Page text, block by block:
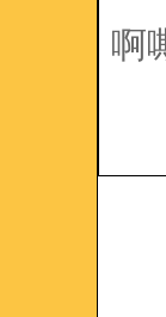
啊